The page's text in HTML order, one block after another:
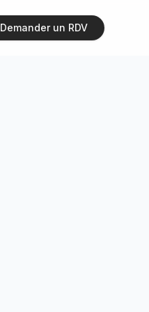
Demander un RDV